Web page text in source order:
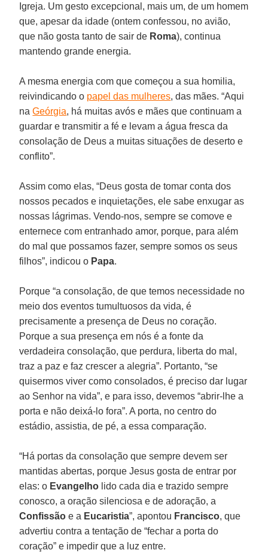
Igreja. Um gesto excepcional, mais um, de um homem
que, apesar da idade (ontem confessou, no avião,
que não gosta tanto de sair de Roma), continua
mantendo grande energia.
A mesma energia com que começou a sua homilia,
reivindicando o papel das mulheres, das mães. “Aqui
naGeórgia, há muitas avós e mães que continuam a
guardar e transmitir a fé e levam a água fresca da
consolação de Deus a muitas situações de deserto e
conflito”.
Assim como elas, “Deus gosta de tomar conta dos
nossos pecados e inquietações, ele sabe enxugar as
nossas lágrimas. Vendo-nos, sempre se comove e
enternece com entranhado amor, porque, para além
do mal que possamos fazer, sempre somos os seus
filhos”, indicou o Papa.
Porque “a consolação, de que temos necessidade no
meio dos eventos tumultuosos da vida, é
precisamente a presença de Deus no coração.
Porque a sua presença em nós é a fonte da
verdadeira consolação, que perdura, liberta do mal,
traz a paz e faz crescer a alegria”. Portanto, “se
quisermos viver como consolados, é preciso dar lugar
ao Senhor na vida”, e para isso, devemos “abrir-lhe a
porta e não deixá-lo fora”. A porta, no centro do
estádio, assistia, de pé, a essa comparação.
“Há portas da consolação que sempre devem ser
mantidas abertas, porque Jesus gosta de entrar por
elas: o Evangelho lido cada dia e trazido sempre
conosco, a oração silenciosa e de adoração, a
Confissão e a Eucaristia”, apontou Francisco, que
advertiu contra a tentação de “fechar a porta do
coração” e impedir que a luz entre.